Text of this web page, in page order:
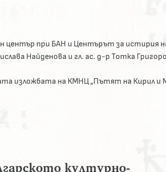
при БАН и Центърът за истирия
Найденова и гл. ас. д-р Тотка
изложбата на КМНЦ „Пътят на Кирил и
културно-